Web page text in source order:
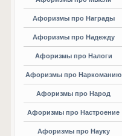
Афоризмы про Награды
Афоризмы про Надежду
Афоризмы про Налоги
Афоризмы про Наркоманию
Афоризмы про Народ
Афоризмы про Настроение
Афоризмы про Науку